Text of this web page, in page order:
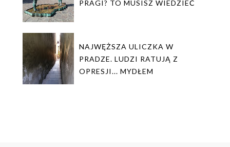
PRAGI? TO MUSISZ WIEDZIEĆ
NAJWĘŻSZA ULICZKA W
PRADZE. LUDZI RATUJĄ Z
OPRESJI... MYDŁEM